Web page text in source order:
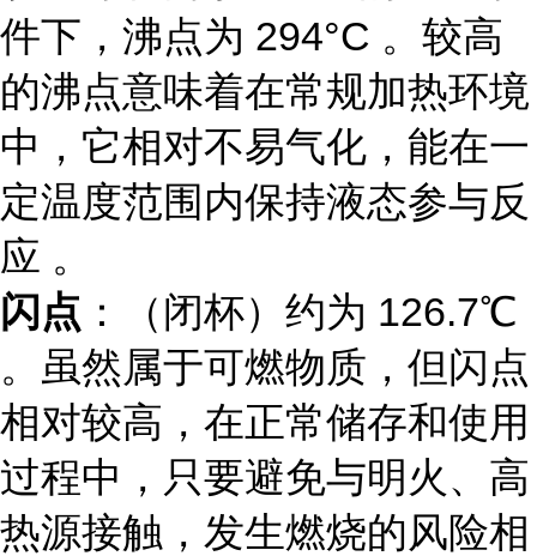
件下，沸点为 294°C 。较高
的沸点意味着在常规加热环境
中，它相对不易气化，能在一
定温度范围内保持液态参与反
应 。
闪点 ：（闭杯）约为 126.7℃
。虽然属于可燃物质，但闪点
相对较高，在正常储存和使用
过程中，只要避免与明火、高
热源接触，发生燃烧的风险相